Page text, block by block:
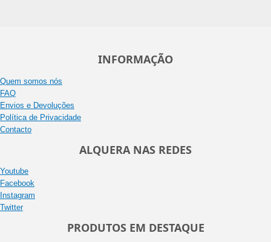
INFORMAÇÃO
Quem somos nós
FAQ
Envios e Devoluções
Política de Privacidade
Contacto
ALQUERA NAS REDES
Youtube
Facebook
Instagram
Twitter
PRODUTOS EM DESTAQUE